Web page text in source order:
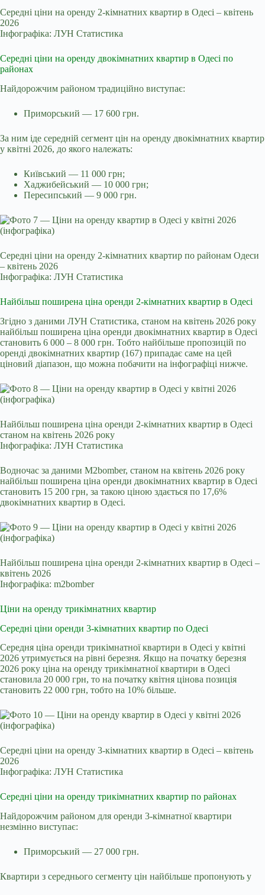
Середні ціни на оренду 2-кімнатних квартир в Одесі – квітень
2026
Інфографіка: ЛУН Статистика
Середні ціни на оренду двокімнатних квартир в Одесі по
районах
Найдорожчим районом традиційно виступає:
Приморський — 17 600 грн.
За ним іде середній сегмент цін на оренду двокімнатних квартир
у квітні 2026, до якого належать:
Київський — 11 000 грн;
Хаджибейський — 10 000 грн;
Пересипський — 9 000 грн.
Середні ціни на оренду 2-кімнатних квартир по районам Одеси
– квітень 2026
Інфографіка: ЛУН Статистика
Найбільш поширена ціна оренди 2-кімнатних квартир в Одесі
Згідно з даними ЛУН Статистика, станом на квітень 2026 року
найбільш поширена ціна оренди двокімнатних квартир в Одесі
становить 6 000 – 8 000 грн. Тобто найбільше пропозицій по
оренді двокімнатних квартир (167) припадає саме на цей
ціновий діапазон, що можна побачити на інфографіці нижче.
Найбільш поширена ціна оренди 2-кімнатних квартир в Одесі
станом на квітень 2026 року
Інфографіка: ЛУН Статистика
Водночас за даними M2bomber, станом на квітень 2026 року
найбільш поширена ціна оренди двокімнатних квартир в Одесі
становить 15 200 грн, за такою ціною здається по 17,6%
двокімнатних квартир в Одесі.
Найбільш поширена ціна оренди 2-кімнатних квартир в Одесі –
квітень 2026
Інфографіка: m2bomber
Ціни на оренду трикімнатних квартир
Середні ціни оренди 3-кімнатних квартир по Одесі
Середня ціна оренди трикімнатної квартири в Одесі у квітні
2026 утримується на рівні березня. Якщо на початку березня
2026 року ціна на оренду трикімнатної квартири в Одесі
становила 20 000 грн, то на початку квітня цінова позиція
становить 22 000 грн, тобто на 10% більше.
Середні ціни на оренду 3-кімнатних квартир в Одесі – квітень
2026
Інфографіка: ЛУН Статистика
Середні ціни на оренду трикімнатних квартир по районах
Найдорожчим районом для оренди 3-кімнатної квартири
незмінно виступає:
Приморський — 27 000 грн.
Квартири з середнього сегменту цін найбільше пропонують у